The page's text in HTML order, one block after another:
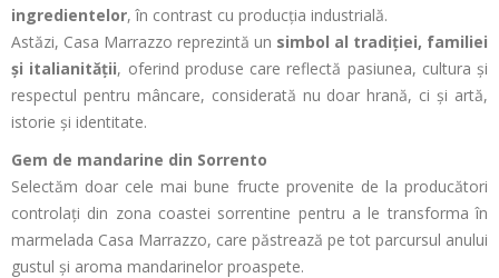
ingredientelor, în contrast cu producția industrială.
Astăzi, Casa Marrazzo reprezintă un simbol al tradiției, familiei
și italianității, oferind produse care reflectă pasiunea, cultura și
respectul pentru mâncare, considerată nu doar hrană, ci și artă,
istorie și identitate.
Gem de mandarine din Sorrento
Selectăm doar cele mai bune fructe provenite de la producători
controlați din zona coastei sorrentine pentru a le transforma în
marmelada Casa Marrazzo, care păstrează pe tot parcursul anului
gustul și aroma mandarinelor proaspete.